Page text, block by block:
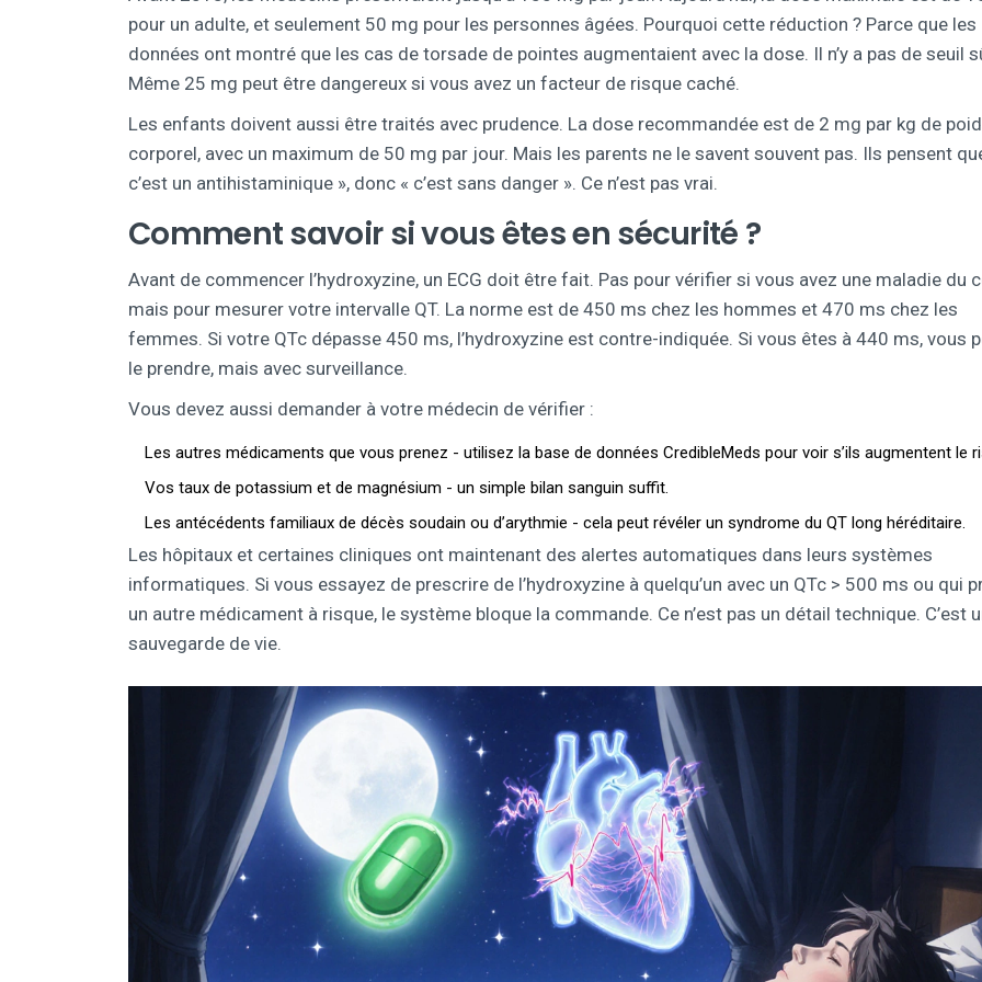
pour un adulte, et seulement 50 mg pour les personnes âgées. Pourquoi cette réduction ? Parce que les
données ont montré que les cas de torsade de pointes augmentaient avec la dose. Il n’y a pas de seuil
Même 25 mg peut être dangereux si vous avez un facteur de risque caché.
Les enfants doivent aussi être traités avec prudence. La dose recommandée est de 2 mg par kg de
corporel, avec un maximum de 50 mg par jour. Mais les parents ne le savent souvent pas. Ils pensent
c’est un antihistaminique », donc « c’est sans danger ». Ce n’est pas vrai.
Comment savoir si vous êtes en sécurité ?
Avant de commencer l’hydroxyzine, un ECG doit être fait. Pas pour vérifier si vous avez une maladie du
mais pour mesurer votre intervalle QT. La norme est de 450 ms chez les hommes et 470 ms chez les
femmes. Si votre QTc dépasse 450 ms, l’hydroxyzine est contre-indiquée. Si vous êtes à 440 ms, vous
le prendre, mais avec surveillance.
Vous devez aussi demander à votre médecin de vérifier :
Les autres médicaments que vous prenez - utilisez la base de données CredibleMeds pour voir s’ils augmentent le
Vos taux de potassium et de magnésium - un simple bilan sanguin suffit.
Les antécédents familiaux de décès soudain ou d’arythmie - cela peut révéler un syndrome du QT long héréditaire.
Les hôpitaux et certaines cliniques ont maintenant des alertes automatiques dans leurs systèmes
informatiques. Si vous essayez de prescrire de l’hydroxyzine à quelqu’un avec un QTc > 500 ms ou qui
un autre médicament à risque, le système bloque la commande. Ce n’est pas un détail technique. C’est
sauvegarde de vie.